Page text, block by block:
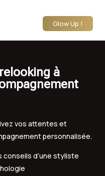
Glow Up !
à
vos attentes et
personnalisée.
d’une styliste